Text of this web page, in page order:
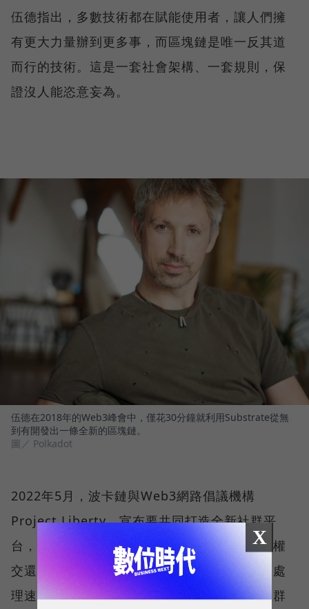
伍德指出，多數技術都在賦能使用者，讓人們擁
有更大力量辦到更多事，而區塊鏈是唯一反其道
而行的技術。這是一套社會架構、一套規則，保
證沒人能恣意妄為。
伍德在2018年的Web3峰會中，僅花30分鐘就利用Substrate從無
到有開發出一條全新的區塊鏈。
圖／ Polkadot
2022年5月，波卡鏈與Web3網路倡議機構
Project Liberty，宣布要共同打造全新社群平
台，藉由去中心化的區塊鏈技術，將資料所有權
交還每位用戶。儘管還有如何吸引用戶、加快處
理速度等問題待解，雙方都認為去中心化的社群
X